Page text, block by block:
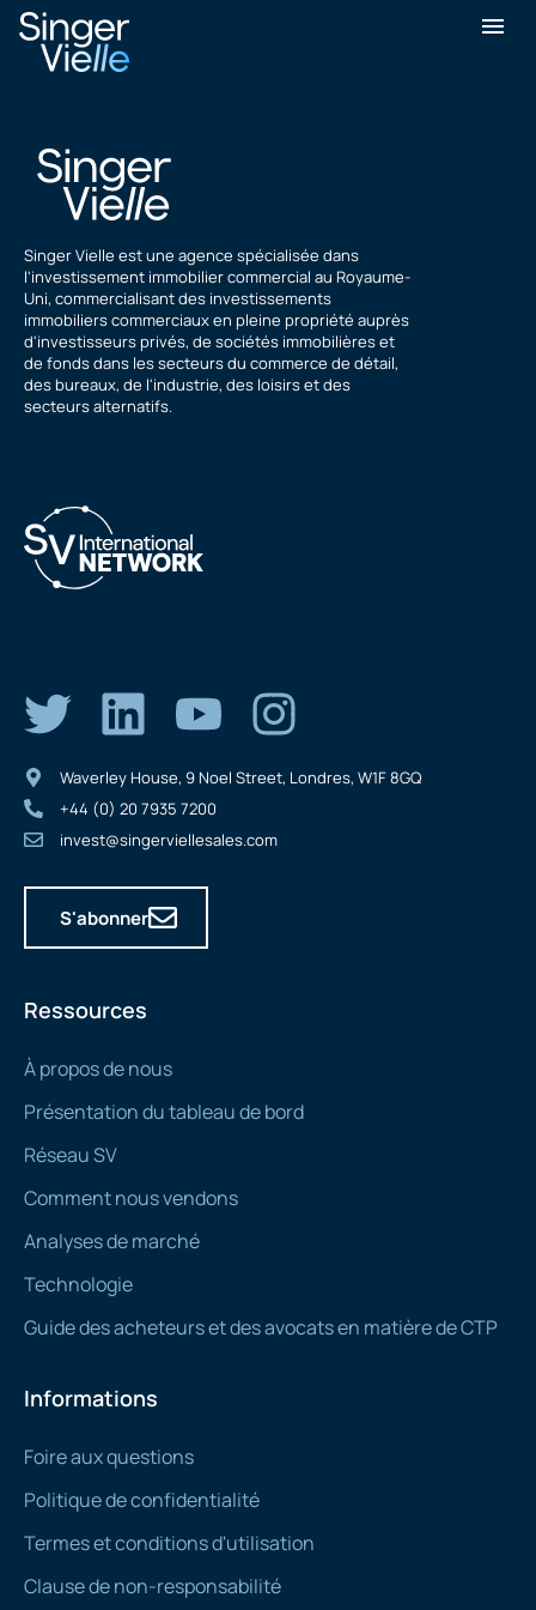
Adam Richardson
Singer Vielle est une agence spécialisée dans
l'investissement immobilier commercial au Royaume-
Uni, commercialisant des investissements
immobiliers commerciaux en pleine propriété auprès
d'investisseurs privés, de sociétés immobilières et
de fonds dans les secteurs du commerce de détail,
des bureaux, de l'industrie, des loisirs et des
secteurs alternatifs.
Ressources
À propos de nous
Présentation du tableau de bord
Réseau SV
Comment nous vendons
Analyses de marché
Technologie
Guide des acheteurs et des avocats en matière de CTP
Informations
Foire aux questions
Politique de confidentialité
Termes et conditions d'utilisation
Clause de non-responsabilité
Waverley House, 9 Noel Street, Londres, W1F 8GQ
+44 (0) 20 7935 7200
invest@singerviellesales.com
S'abonner